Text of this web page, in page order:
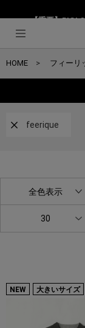
【重要】BIGI
HOME フィーリ
feerique
全色表示
30
NEW 大きいサイズ